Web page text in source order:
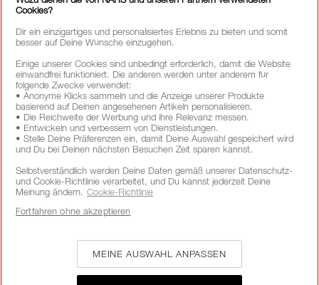
RUF UNS AN UNTER +4921197554110
ÜBER NARS
MEIN NARS
HILFE & FAQ
SHOPPING
LAND/REGION AUSWÄHLEN
Cookies?
Dir ein einzigartiges und personalisiertes Erlebnis zu bieten und somit
besser auf Deine Wünsche einzugehen.
Einige unserer Cookies sind unbedingt erforderlich, damit die Website
einwandfrei funktioniert. Die anderen werden unter anderem für
folgende Zwecke verwendet:
• Anonyme Klicks sammeln und die Anzeige unserer Produkte
basierend auf Deinen angesehenen Artikeln personalisieren.
• Die Reichweite der Werbung und ihre Relevanz messen.
• Entwickeln und verbessern von Dienstleistungen.
• Stelle Deine Präferenzen ein, damit Deine Auswahl gespeichert wird
und Du bei Deinen nächsten Besuchen Zeit sparen kannst.
Selbstverständlich werden Deine Daten gemäß unserer Datenschutz-
und Cookie-Richtlinie verarbeitet, und Du kannst jederzeit Deine
Meinung ändern. Cookie-Richtlinie
MEINE AUSWAHL ANPASSEN
Fortfahren ohne akzeptieren